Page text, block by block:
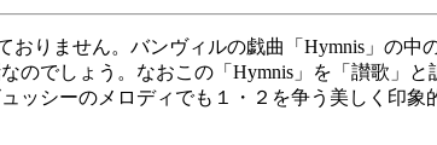
おりません。バンヴィルの戯曲「Hymnis」の
のでしょう。なおこの「Hymnis」を「讃歌」
ッシーのメロディでも１・２を争う美しく印象